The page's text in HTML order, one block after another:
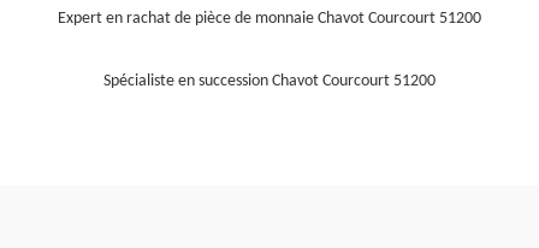
Expert en rachat de pièce de monnaie Chavot Courcourt 51200
Spécialiste en succession Chavot Courcourt 51200